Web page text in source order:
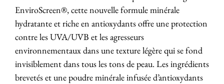
EnviroScreen®, cette nouvelle formule minérale
hydratante et riche en antioxydants offre une protection
contre les UVA/UVB et les agresseurs
environnementaux dans une texture légère qui se fond
invisiblement dans tous les tons de peau. Les ingrédients
brevetés et une poudre minérale infusée d’antioxydants